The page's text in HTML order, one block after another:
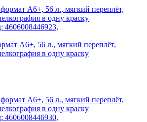
4606008446923,
А6+, 56 л., мягкий переплёт,
в одну краску
4606008446930,